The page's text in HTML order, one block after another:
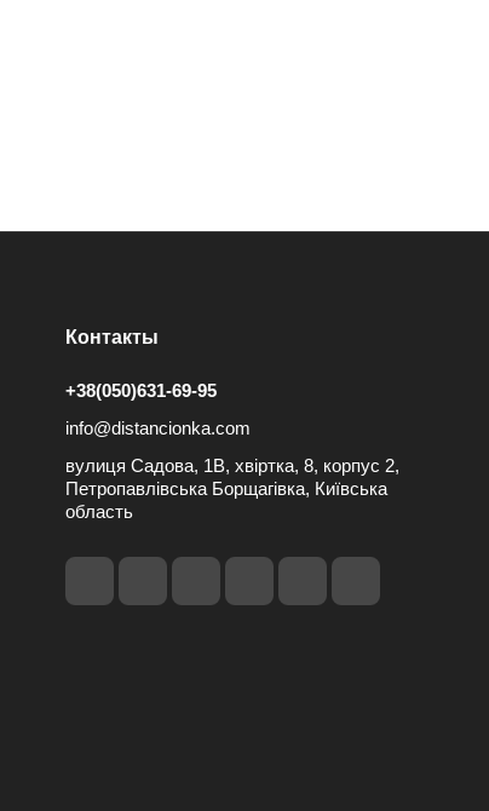
Контакты
+38(050)631-69-95
info@distancionka.com
вулиця Садова, 1В, хвіртка, 8, корпус 2,
Петропавлівська Борщагівка, Київська
область